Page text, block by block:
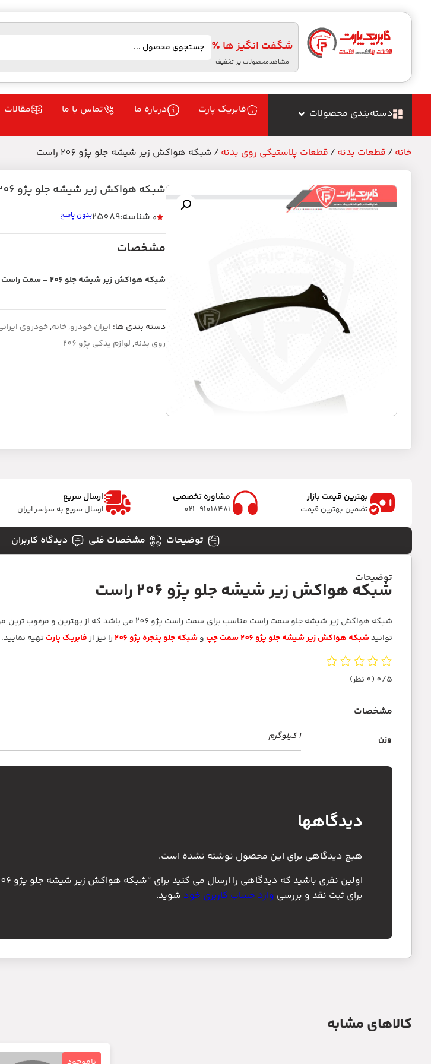
شگفت انگیز ها ٪
مشاهدمحصولات پر تخفیف
دسته‌بندی محصولات فابریک پارت درباره ما تماس با ما مقالات
خانه / قطعات بدنه / قطعات پلاستیکی روی بدنه / شبکه هواکش زیر شیشه جلو پژو 206 راست
شبکه هواکش زیر شیشه جلو پژو 206 راست
0 شناسه:25089 بدون پاسخ
مشخصات
شبکه هواکش زیر شیشه جلو 206 – سمت راست
دسته بندی ها: ایران خودرو,خانه,خودروی
روی بدنه,لوازم یدکی پژو 206
بهترین قیمت بازار
تضمین بهترین قیمت
مشاوره تخصصی
91018481_021
ارسال سریع
ارسال سریع به سراسر ایران
توضیحات مشخصات فنی دیدگاه کاربران
توضیحات
شبکه هواکش زیر شیشه جلو پژو 206 راست
شبکه هواکش زیر شیشه جلو سمت راست مناسب برای سمت راست پژو
توانیدشبکه هواکش زیر شیشه جلو پژو 206 سمت چپ وشبکه جلو پنجره پژو 206 را نیز ازفابریک پارتتهیه نمایید.
0/5 (0 نظر)
مشخصات
وزن 1 کیلوگرم
دیدگاهها
هیچ دیدگاهی برای این محصول نوشته نشده است.
اولین نفری باشید که دیدگاهی را ارسال می کنید برای “شبکه هواکش زیر شیشه جلو پژو 206 راست”
برای ثبت نقد و بررسی وارد حساب کاربری خود شوید.
کالاهای مشابه